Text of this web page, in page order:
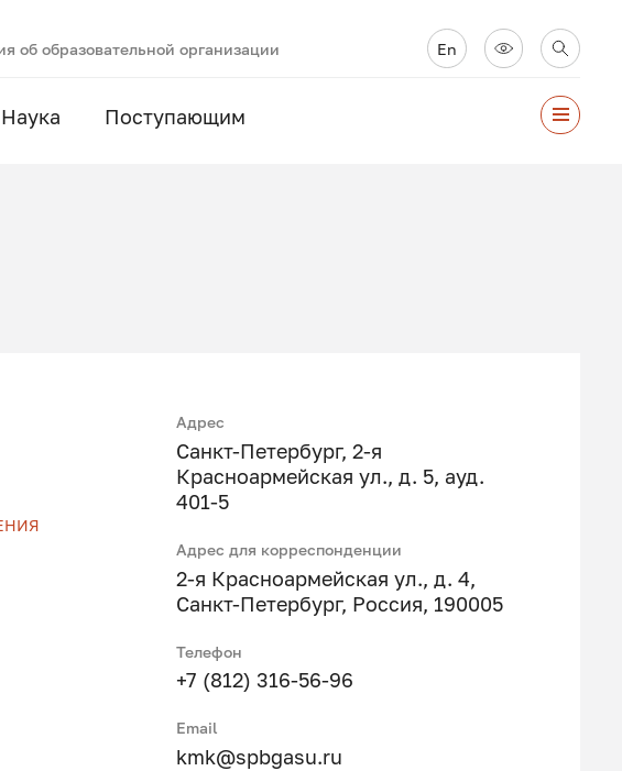
об образовательной организации En
Наука Поступающим
Адрес
Санкт-Петербург, 2-я
Красноармейская ул., д. 5, ауд.
401-5
Адрес для корреспонденции
2-я Красноармейская ул., д. 4,
Санкт-Петербург, Россия, 190005
Телефон
+7 (812) 316-56-96
Email
kmk@spbgasu.ru